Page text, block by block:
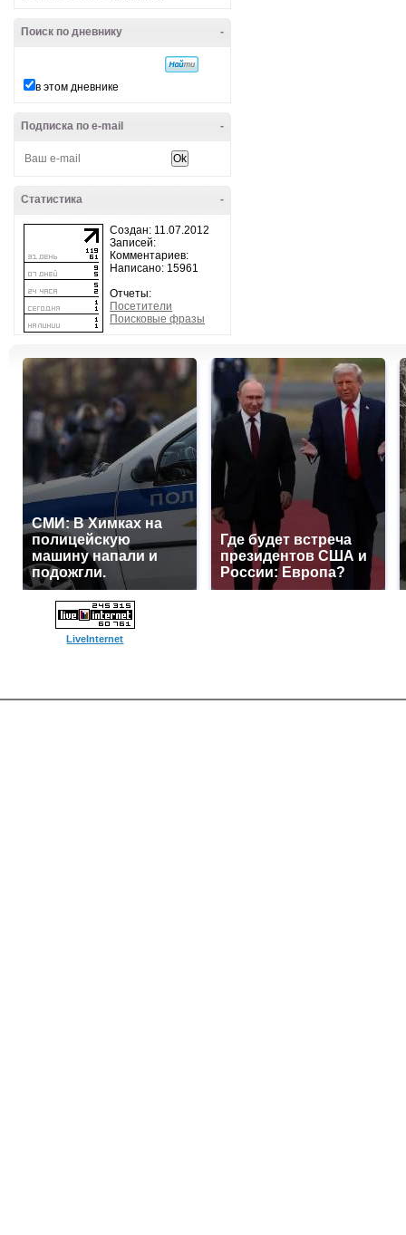
-
Поиск по дневнику
в этом дневнике
-
Подписка по e-mail
-
Статистика
Создан: 11.07.2012
Записей:
Комментариев:
Написано: 15961
Отчеты:
Посетители
Поисковые фразы
СМИ: В Химках на
полицейскую
машину напали и
подожгли.
Где будет встреча
президентов США и
России: Европа?
LiveInternet